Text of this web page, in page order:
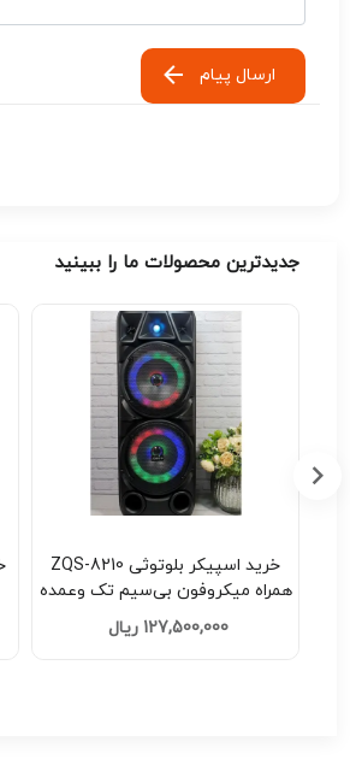
ارسال پیام
جدیدترین محصولات ما را ببینید
خرید اسپیکر بلوتوثی ZQS-8210
همراه میکروفون بی‌سیم تک وعمده
کد H201
127,500,000 ریال